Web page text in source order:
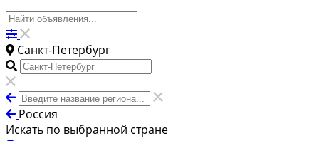
Санкт-Петербург
Россия
Искать по выбранной стране